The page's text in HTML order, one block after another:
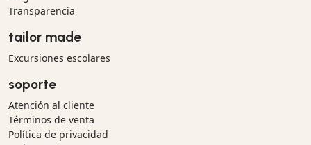
Transparencia
tailor made
Excursiones escolares
soporte
Atención al cliente
Términos de venta
Política de privacidad